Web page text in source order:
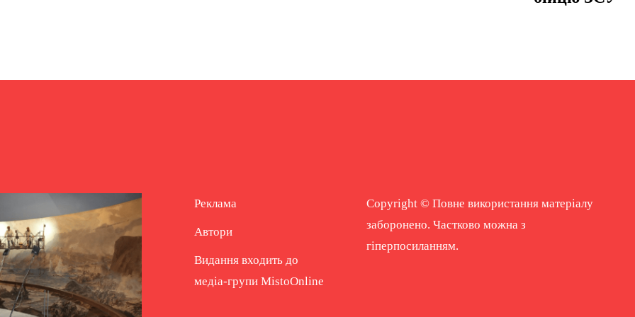
Реклама
Автори
Видання входить до
медіа-групи MistoOnline
Copyright © Повне використання матеріалу
заборонено. Частково можна з
гіперпосиланням.